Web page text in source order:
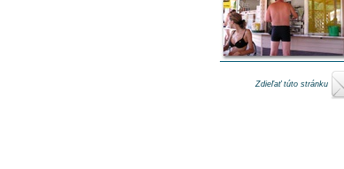
Zdieľať túto stránku